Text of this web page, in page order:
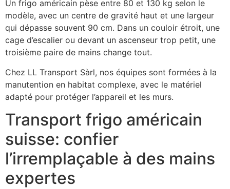
Un frigo américain pèse entre 80 et 130 kg selon le
modèle, avec un centre de gravité haut et une largeur
qui dépasse souvent 90 cm. Dans un couloir étroit, une
cage d’escalier ou devant un ascenseur trop petit, une
troisième paire de mains change tout.
Chez LL Transport Sàrl, nos équipes sont formées à la
manutention en habitat complexe, avec le matériel
adapté pour protéger l’appareil et les murs.
Transport frigo américain
suisse: confier
l’irremplaçable à des mains
expertes